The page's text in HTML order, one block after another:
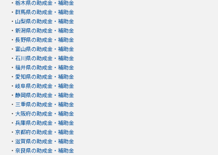
・ 栃木県の助成金・補助金
・ 群馬県の助成金・補助金
・ 山梨県の助成金・補助金
・ 新潟県の助成金・補助金
・ 長野県の助成金・補助金
・ 富山県の助成金・補助金
・ 石川県の助成金・補助金
・ 福井県の助成金・補助金
・ 愛知県の助成金・補助金
・ 岐阜県の助成金・補助金
・ 静岡県の助成金・補助金
・ 三重県の助成金・補助金
・ 大阪府の助成金・補助金
・ 兵庫県の助成金・補助金
・ 京都府の助成金・補助金
・ 滋賀県の助成金・補助金
・ 奈良県の助成金・補助金